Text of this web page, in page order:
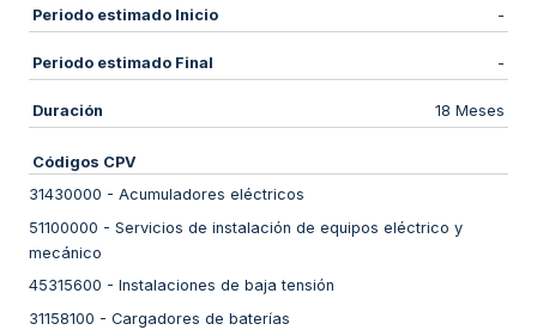
Periodo estimado Inicio -
Periodo estimado Final -
Duración 18 Meses
Códigos CPV
31430000 - Acumuladores eléctricos
51100000 - Servicios de instalación de equipos eléctrico y
mecánico
45315600 - Instalaciones de baja tensión
31158100 - Cargadores de baterías